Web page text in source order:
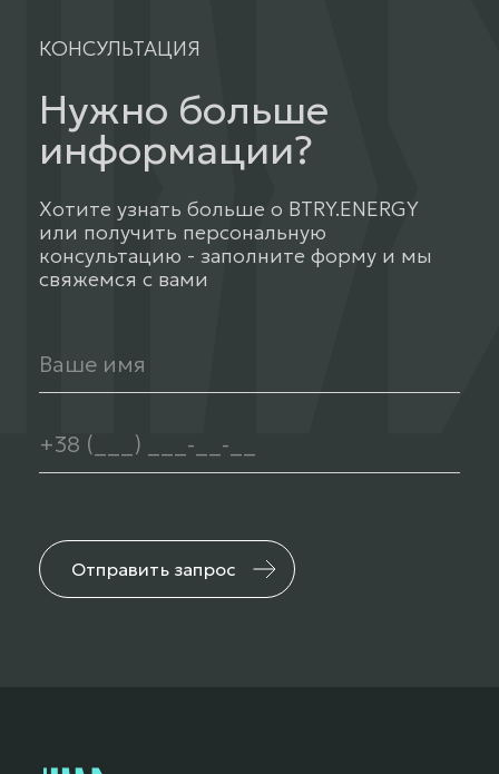
КОНСУЛЬТАЦИЯ
Нужно больше
информации?
Хотите узнать больше о BTRY.ENERGY
или получить персональную
консультацию - заполните форму и мы
свяжемся с вами
Отправить запрос